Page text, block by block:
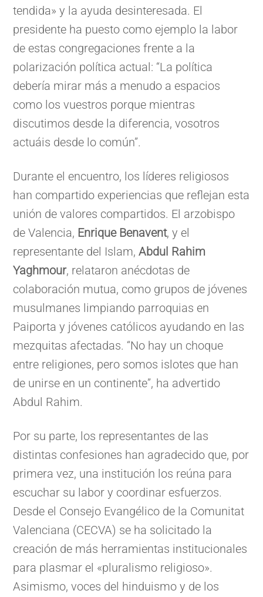
tendida» y la ayuda desinteresada. El
presidente ha puesto como ejemplo la labor
de estas congregaciones frente a la
polarización política actual: “La política
debería mirar más a menudo a espacios
como los vuestros porque mientras
discutimos desde la diferencia, vosotros
actuáis desde lo común”.
Durante el encuentro, los líderes religiosos
han compartido experiencias que reflejan esta
unión de valores compartidos. El arzobispo
de Valencia, Enrique Benavent, y el
representante del Islam,Abdul Rahim
Yaghmour, relataron anécdotas de
colaboración mutua, como grupos de jóvenes
musulmanes limpiando parroquias en
Paiporta y jóvenes católicos ayudando en las
mezquitas afectadas. “No hay un choque
entre religiones, pero somos islotes que han
de unirse en un continente”, ha advertido
Abdul Rahim.
Por su parte, los representantes de las
distintas confesiones han agradecido que, por
primera vez, una institución los reúna para
escuchar su labor y coordinar esfuerzos.
Desde el Consejo Evangélico de la Comunitat
Valenciana (CECVA) se ha solicitado la
creación de más herramientas institucionales
para plasmar el «pluralismo religioso».
Asimismo, voces del hinduismo y de los